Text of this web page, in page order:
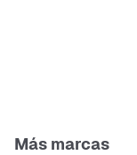
Más marcas